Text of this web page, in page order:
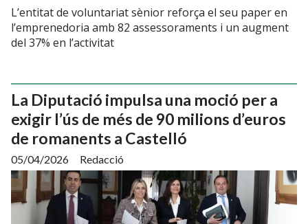
L’entitat de voluntariat sènior reforça el seu paper en
l’emprenedoria amb 82 assessoraments i un augment
del 37% en l’activitat
La Diputació impulsa una moció per a
exigir l’ús de més de 90 milions d’euros
de romanents a Castelló
Redacció
05/04/2026